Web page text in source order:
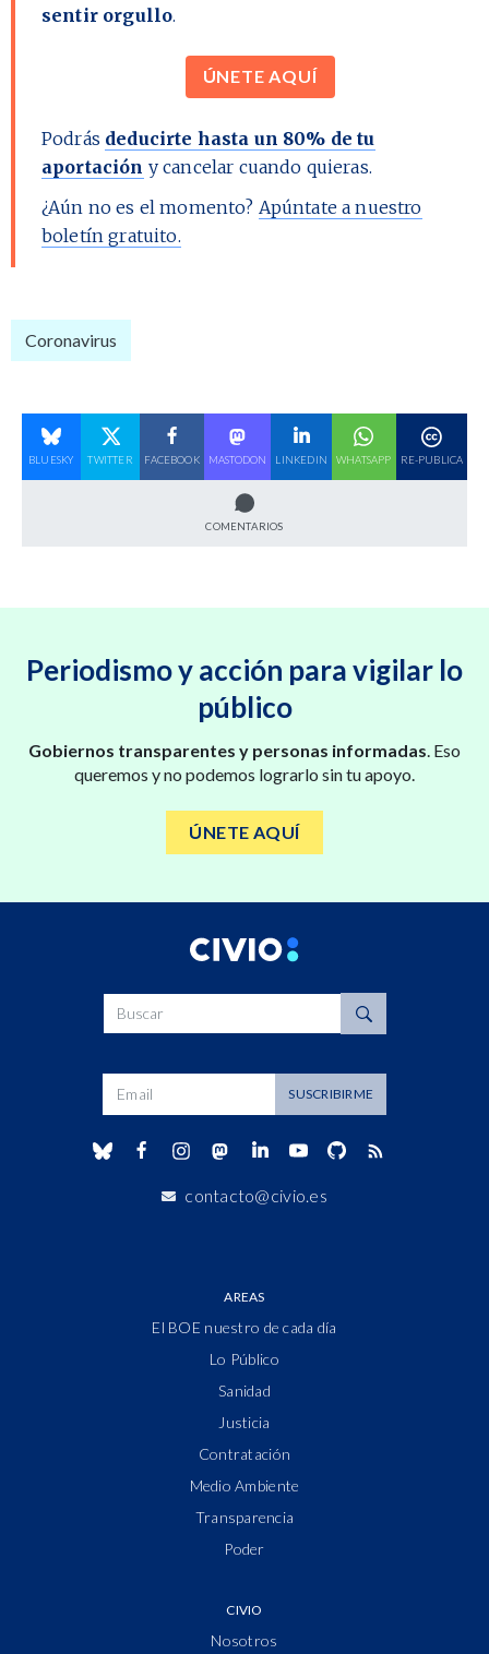
sentir orgullo.
ÚNETE AQUÍ
Podrás deducirte hasta un 80% de tu
aportación y cancelar cuando quieras.
¿Aún no es el momento? Apúntate a nuestro
boletín gratuito.
Coronavirus
BLUESKY TWITTER FACEBOOK MASTODON LINKEDIN WHATSAPP RE-PUBLICA
COMENTARIOS
Periodismo y acción para vigilar lo
público
Gobiernos transparentes y personas informadas. Eso
queremos y no podemos lograrlo sin tu apoyo.
ÚNETE AQUÍ
Buscar
Dirección de correo SUSCRIBIRME
contacto@civio.es
AREAS
El BOE nuestro de cada día
Lo Público
Sanidad
Justicia
Contratación
Medio Ambiente
Transparencia
Poder
CIVIO
Nosotros